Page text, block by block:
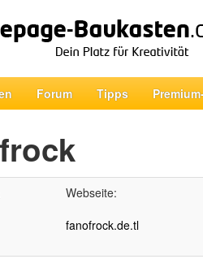
Forum Tipps
Webseite:
fanofrock.de.tl